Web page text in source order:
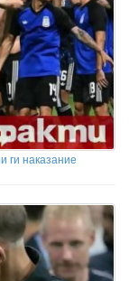
ги наказание